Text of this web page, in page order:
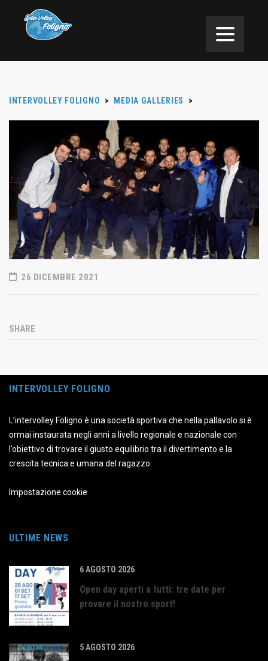
INTERVOLLEY FOLIGNO > MEDIA GALLERIES >
26 DICEMBRE 2021
SHARE
INTERVOLLEY FOLIGNO
L’intervolley Foligno è una società sportiva che nella pallavolo si è
ormai instaurata negli anni a livello regionale e nazionale con
l’obiettivo di trovare il giusto equilibrio tra il divertimento e la
crescita tecnica e umana del ragazzo.
Impostazione cookie
ULTIME NEWS
6 AGOSTO 2026
Open day aperti a tutti: tre date per
provare il nostro sport!
5 AGOSTO 2026